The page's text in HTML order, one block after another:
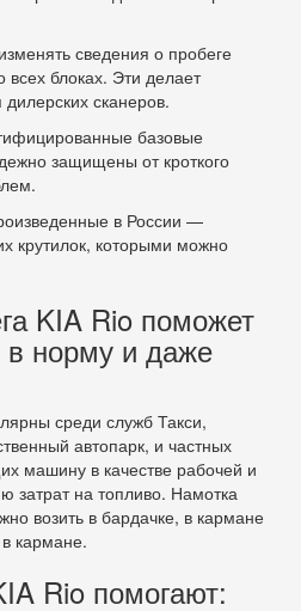
сведения о пробеге
всех блоках. Эти делает
сканеров.
базовые
защищены от кроткого
в России —
крутилок, которыми можно
KIA Rio поможет
норму и даже
среди служб Такси,
автопарк, и частных
машину в качестве рабочей и
затрат на топливо. Намотка
возить в бардачке, в кармане
кармане.
Rio помогают: